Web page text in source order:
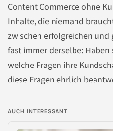
Content Commerce ohne
Inhalte, die niemand
zwischen erfolgreichen
fast immer derselbe:
welche Fragen ihre
diese Fragen ehrlich
AUCH INTERESSANT